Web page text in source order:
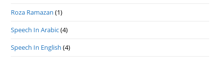
Roza Ramazan (1)
Speech In Arabic(4)
Speech In English (4)